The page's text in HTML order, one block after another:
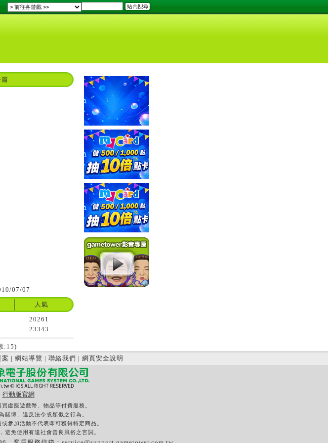
07/07
人氣
20261
23343
:15)
案 | 網站導覽 | 聯絡我們 | 網頁安全說明
行動版官網
虛擬遊戲幣、物品等付費服務。
博、違反法令或類似之行為。
參加活動不代表即可獲得特定商品。
免使用有違社會善良風俗之言詞。